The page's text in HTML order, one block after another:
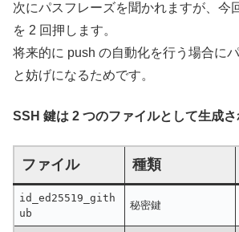
次にパスフレーズを聞かれますが、今
を 2 回押します。
将来的に push の自動化を行う場合に
と妨げになるためです。
SSH 鍵は 2 つのファイルとして生成さ
ファイル 種類
id_ed25519_gith
ub
秘密鍵